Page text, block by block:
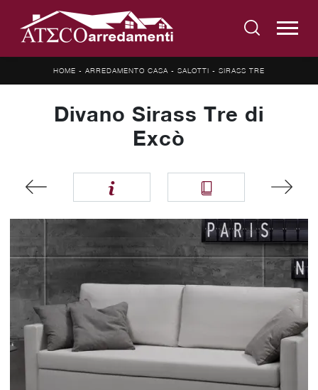
HOME - ARREDAMENTO CASA - SALOTTI - SIRASS TRE
Divano Sirass Tre di
Excò